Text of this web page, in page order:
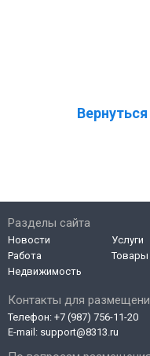
Контакты для
Телефон: +7 (987) 756-11-20
E-mail: support@8313.ru
Разделы сайта
Новости
Работа
Недвижимость
Услуги
Товары